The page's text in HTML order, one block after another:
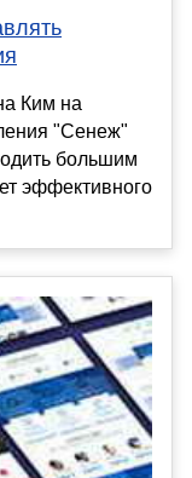
Ким на
"Сенеж"
большим
эффективного